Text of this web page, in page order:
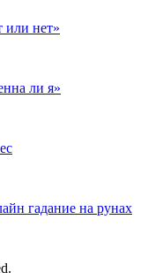
или нет»
ли я»
гадание на рунах